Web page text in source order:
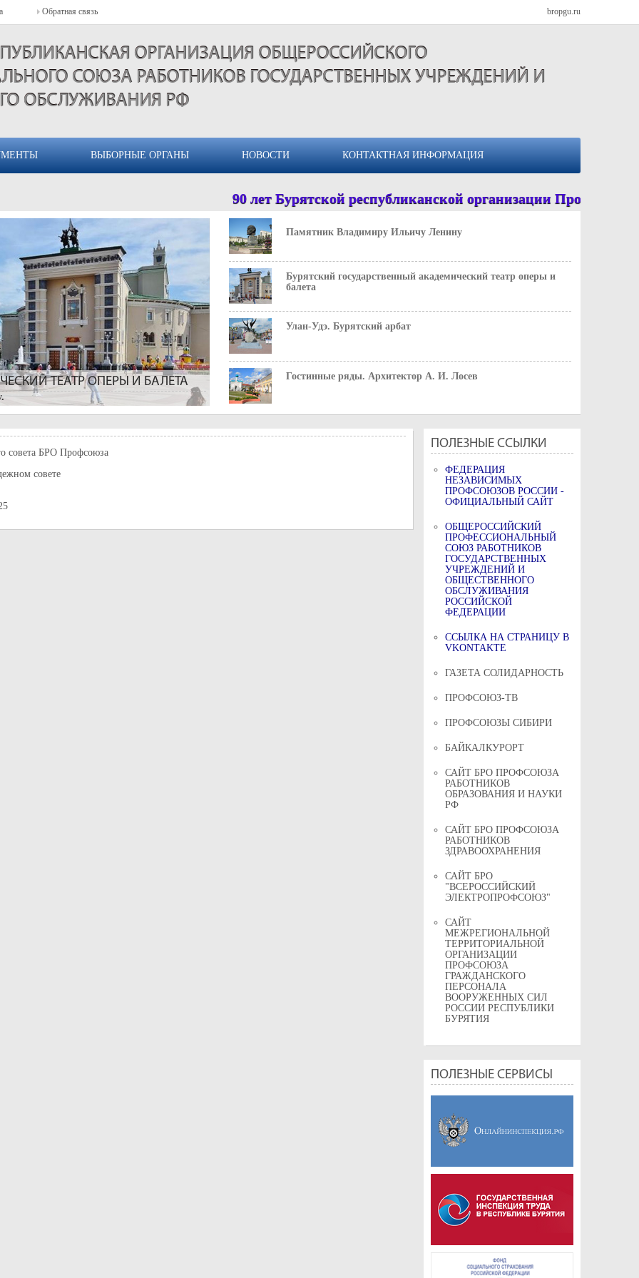
Обратная связь bropgu.ru
ОРГАНИЗАЦИЯ ОБЩЕРОССИЙСКОГО
СОЮЗА РАБОТНИКОВ ГОСУДАРСТВЕННЫХ УЧРЕЖДЕНИЙ И
ОБСЛУЖИВАНИЯ РФ
ВЫБОРНЫЕ ОРГАНЫ НОВОСТИ КОНТАКТНАЯ ИНФОРМАЦИЯ
90 лет Бурятской республиканской организации
Бурятия. Образует городской округ
ТЕАТР ОПЕРЫ И БАЛЕТА
После смерти В. И. Ленина, улица
деревья.
Бурятия. Образует городской округ
Памятник Владимиру Ильичу Ленину
Бурятский государственный академический театр оперы и
балета
Улан-Удэ. Бурятский арбат
Гостинные ряды. Архитектор А. И. Лосев
совета БРО Профсоюза
совете
ПОЛЕЗНЫЕ ССЫЛКИ
ФЕДЕРАЦИЯ
НЕЗАВИСИМЫХ
ПРОФСОЮЗОВ РОССИИ -
ОФИЦИАЛЬНЫЙ САЙТ
ОБЩЕРОССИЙСКИЙ
ПРОФЕССИОНАЛЬНЫЙ
СОЮЗ РАБОТНИКОВ
ГОСУДАРСТВЕННЫХ
УЧРЕЖДЕНИЙ И
ОБЩЕСТВЕННОГО
ОБСЛУЖИВАНИЯ
РОССИЙСКОЙ
ФЕДЕРАЦИИ
ССЫЛКА НА СТРАНИЦУ В
VKONTAKTE
ГАЗЕТА СОЛИДАРНОСТЬ
ПРОФСОЮЗ-ТВ
ПРОФСОЮЗЫ СИБИРИ
БАЙКАЛКУРОРТ
САЙТ БРО ПРОФСОЮЗА
РАБОТНИКОВ
ОБРАЗОВАНИЯ И НАУКИ
РФ
САЙТ БРО ПРОФСОЮЗА
РАБОТНИКОВ
ЗДРАВООХРАНЕНИЯ
САЙТ БРО
"ВСЕРОССИЙСКИЙ
ЭЛЕКТРОПРОФСОЮЗ"
САЙТ
МЕЖРЕГИОНАЛЬНОЙ
ТЕРРИТОРИАЛЬНОЙ
ОРГАНИЗАЦИИ
ПРОФСОЮЗА
ГРАЖДАНСКОГО
ПЕРСОНАЛА
ВООРУЖЕННЫХ СИЛ
РОССИИ РЕСПУБЛИКИ
БУРЯТИЯ
ПОЛЕЗНЫЕ СЕРВИСЫ